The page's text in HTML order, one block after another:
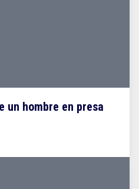
un hombre en presa